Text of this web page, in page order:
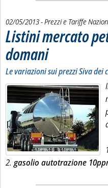
02/05/2013- Prezzi e Tariffe
Listini mercato
domani. Sottotitolo: Le variazioni
. Pubblicata giovedì 02
Le variazioni sui prezzi Siva
2. gasolio autotrazione